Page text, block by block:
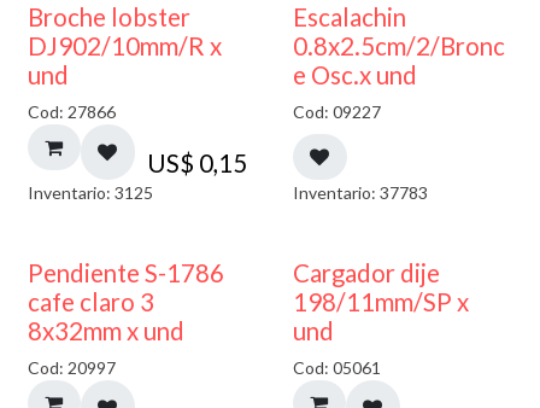
Broche lobster
DJ902/10mm/R x
und
Cod: 27866
US$ 0,15
Inventario: 3125
Escalachin
0.8x2.5cm/2/Bronc
e Osc.x und
Cod: 09227
Inventario: 37783
50% DESCUENTO
Pendiente S-1786
cafe claro 3
8x32mm x und
Cod: 20997 50% DESCUENTO
Cargador dije
198/11mm/SP x
und
Cod: 05061